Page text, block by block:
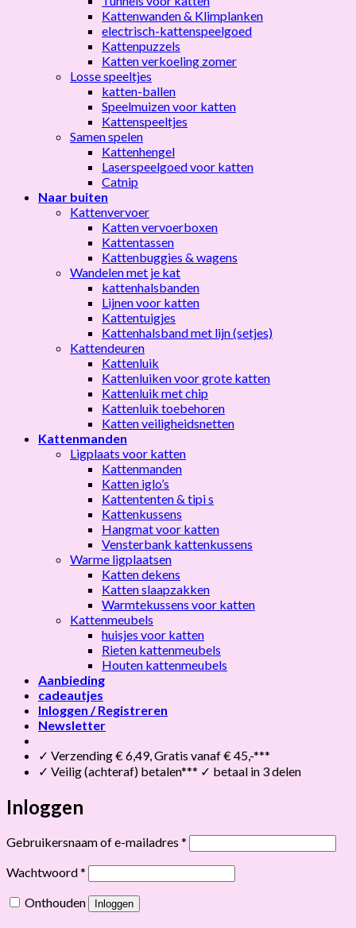
Kattenwanden & Klimplanken
electrisch-kattenspeelgoed
Kattenpuzzels
Katten verkoeling zomer
Losse speeltjes
katten-ballen
Speelmuizen voor katten
Kattenspeeltjes
Samen spelen
Kattenhengel
Laserspeelgoed voor katten
Catnip
Naar buiten
Kattenvervoer
Katten vervoerboxen
Kattentassen
Kattenbuggies & wagens
Wandelen met je kat
kattenhalsbanden
Lijnen voor katten
Kattentuigjes
Kattenhalsband met lijn (setjes)
Kattendeuren
Kattenluik
Kattenluiken voor grote katten
Kattenluik met chip
Kattenluik toebehoren
Katten veiligheidsnetten
Kattenmanden
Ligplaats voor katten
Kattenmanden
Katten iglo’s
Kattententen & tipi s
Kattenkussens
Hangmat voor katten
Vensterbank kattenkussens
Warme ligplaatsen
Katten dekens
Katten slaapzakken
Warmtekussens voor katten
Kattenmeubels
huisjes voor katten
Rieten kattenmeubels
Houten kattenmeubels
Aanbieding
cadeautjes
Inloggen / Registreren
Newsletter
✓ Verzending € 6,49, Gratis vanaf € 45,-***
✓ Veilig (achteraf) betalen*** ✓ betaal in 3 delen
Inloggen
Gebruikersnaam of e-mailadres * Vereist
Wachtwoord* Vereist
Onthouden Inloggen